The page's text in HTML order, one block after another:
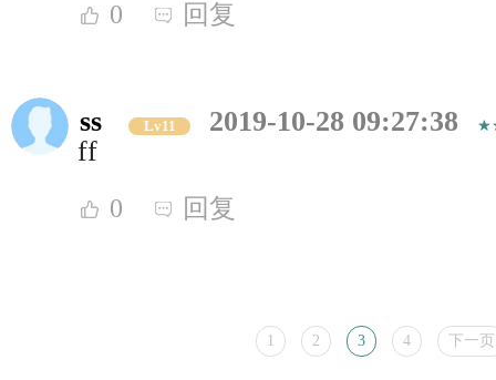
0 回复
ss Lv11
2019-10-28 09:27:38
ff
0 回复
1 2 3 4 下一页